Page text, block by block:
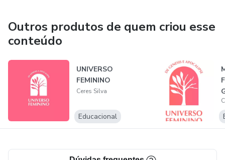
Outros produtos de quem criou esse
conteúdo
UNIVERSO
FEMININO
Ceres Silva
Educacional